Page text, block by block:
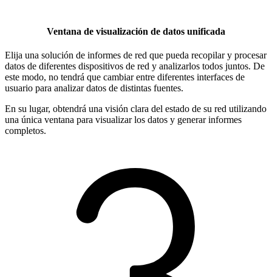
Ventana de visualización de datos unificada
Elija una solución de informes de red que pueda recopilar y procesar
datos de diferentes dispositivos de red y analizarlos todos juntos. De
este modo, no tendrá que cambiar entre diferentes interfaces de
usuario para analizar datos de distintas fuentes.
En su lugar, obtendrá una visión clara del estado de su red utilizando
una única ventana para visualizar los datos y generar informes
completos.